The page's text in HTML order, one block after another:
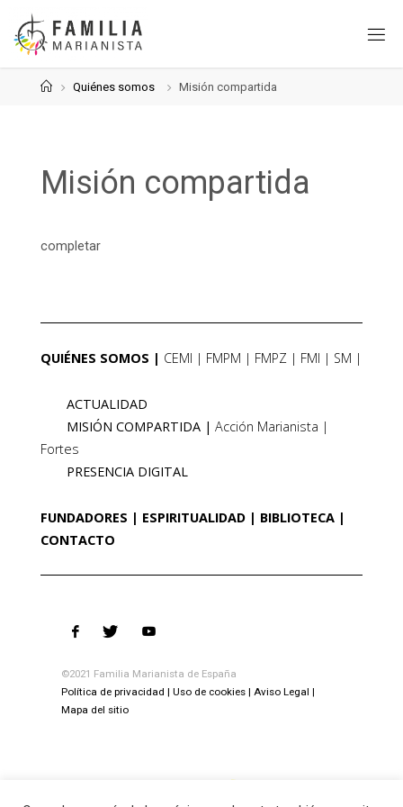
Saltar
contenido
PáginaQuiénes somos Misión compartida
Misión compartida
completar
QUIÉNES SOMOS CEMI FMPM FMPZ FMI SM
ACTUALIDAD
MISIÓN COMPARTIDA
Acción Marianista
Fortes
PRESENCIA DIGITAL
FUNDADORES ESPIRITUALIDAD
BIBLIOTECA
CONTACTO
©2021 Familia Marianista de España
Política de privacidad
Uso de cookies
Aviso Legal
Mapa del sitio